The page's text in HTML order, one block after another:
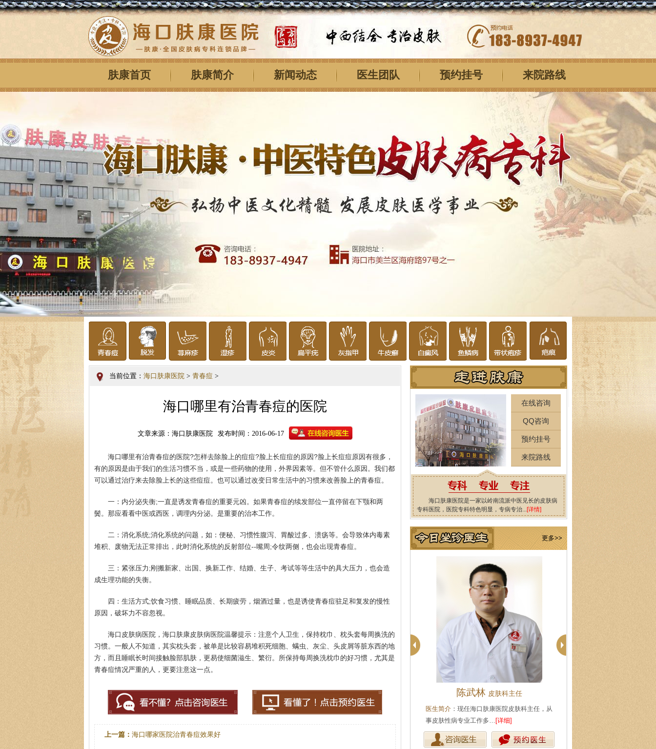
肤康首页 肤康简介 新闻动态 医生团队 预约挂号 来院路线
当前位置： 海口肤康医院 > 青春痘 >
海口哪里有治青春痘的医院
文章来源：海口肤康医院 发布时间：2016-06-17
海口哪里有治青春痘的医院?怎样去除脸上的痘痘?脸上长痘痘的原因?脸上长痘痘原因有很多，
有的原因是由于我们的生活习惯不当，或是一些药物的使用，外界因素等。但不管什么原因。我们都
可以通过治疗来去除脸上长的这些痘痘。也可以通过改变日常生活中的习惯来改善脸上的青春痘。
一：内分泌失衡;一直是诱发青春痘的重要元凶。如果青春痘的续发部位一直停留在下颚和两
鬓。那应看看中医或西医，调理内分泌。是重要的治本工作。
二：消化系统;消化系统的问题，如：便秘、习惯性腹泻、胃酸过多、溃疡等。会导致体内毒素
堆积、废物无法正常排出，此时消化系统的反射部位--嘴周;令纹两侧，也会出现青春痘。
三：紧张压力;刚搬新家、出国、换新工作、结婚、生子、考试等等生活中的具大压力，也会造
成生理功能的失衡。
四：生活方式;饮食习惯、睡眠品质、长期疲劳，烟酒过量，也是诱使青春痘驻足和复发的慢性
原因，破坏力不容忽视。
海口皮肤病医院，海口肤康皮肤病医院温馨提示：注意个人卫生，保持枕巾、枕头套每周换洗的
习惯。一般人不知道，其实枕头套，被单是比较容易堆积死细胞、螨虫、灰尘、头皮屑等脏东西的地
方，而且睡眠长时间接触脸部肌肤，更易使细菌滋生、繁衍。所保持每周换洗枕巾的好习惯，尤其是
青春痘情况严重的人，更要注意这一点。
上一篇： 海口哪家医院治青春痘效果好
在线咨询
QQ咨询
预约挂号
来院路线
海口肤康医院是一家以岭南流派中医见长的皮肤病
专科医院，医院专科特色明显，专病专治...[详情]
更多>>
王珍 会诊专家
医生简介
：原海南医学院附属医院皮肤科主任
陈武林 皮肤科主任
医生简介 ：现任海口肤康医院皮肤科主任，从
事皮肤性病专业工作多… [详细]